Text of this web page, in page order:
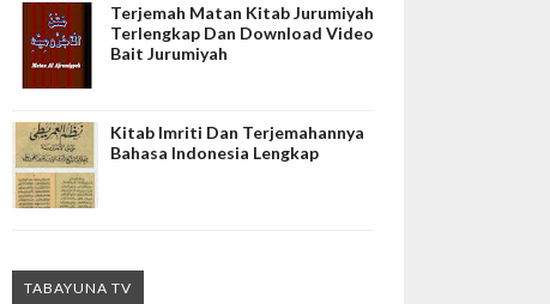
Terjemah Matan Kitab Jurumiyah
Terlengkap Dan Download Video
Bait Jurumiyah
Kitab Imriti Dan Terjemahannya
Bahasa Indonesia Lengkap
TABAYUNA TV